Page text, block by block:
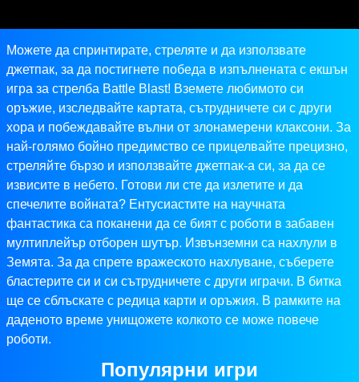
Можете да спринтирате, стреляте и да използвате
джетпак, за да постигнете победа в изпълнената с екшън
игра за стрелба Battle Blast! Вземете любимото си
оръжие, изследвайте картата, сътрудничете си с други
хора и побеждавайте вълни от злонамерени клаксони. За
най-голямо бойно предимство се прицелвайте прецизно,
стреляйте бързо и използвайте джетпак-а си, за да се
извисите в небето. Готови ли сте да излетите и да
спечелите войната? Ентусиастите на научната
фантастика са поканени да се бият с роботи в забавен
мултиплейър отборен шутър. Извънземни са нахлули в
Земята. За да спрете вражеското нахлуване, съберете
бластерите си и си сътрудничете с други играчи. В битка
ще се сблъскате с редица карти и оръжия. В рамките на
даденото време унищожете колкото се може повече
роботи.
Популярни игри